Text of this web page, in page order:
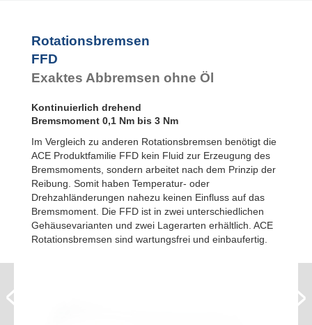
FYT-H1 und FYN-H1
Rotationsbremsen
FFD
Exaktes Abbremsen ohne Öl
Kontinuierlich drehend
Bremsmoment 0,1 Nm bis 3 Nm
Im Vergleich zu anderen Rotationsbremsen benötigt die
ACE Produktfamilie FFD kein Fluid zur Erzeugung des
Bremsmoments, sondern arbeitet nach dem Prinzip der
Reibung. Somit haben Temperatur- oder
Drehzahländerungen nahezu keinen Einfluss auf das
Bremsmoment. Die FFD ist in zwei unterschiedlichen
Gehäusevarianten und zwei Lagerarten erhältlich. ACE
Rotationsbremsen sind wartungsfrei und einbaufertig.